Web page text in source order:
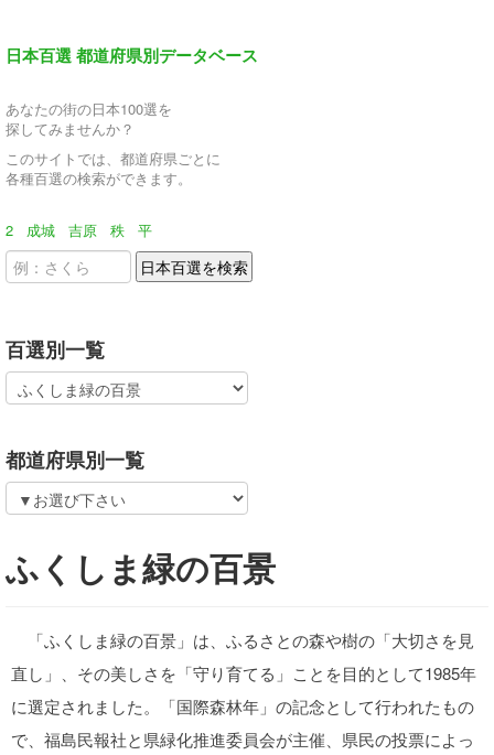
日本百選 都道府県別データベース
あなたの街の日本100選を
探してみませんか？
このサイトでは、都道府県ごとに
各種百選の検索ができます。
2 成城 吉原 秩 平
百選別一覧
都道府県別一覧
ふくしま緑の百景
「ふくしま緑の百景」は、ふるさとの森や樹の「大切さを見
直し」、その美しさを「守り育てる」ことを目的として1985年
に選定されました。「国際森林年」の記念として行われたもの
で、福島民報社と県緑化推進委員会が主催、県民の投票によっ